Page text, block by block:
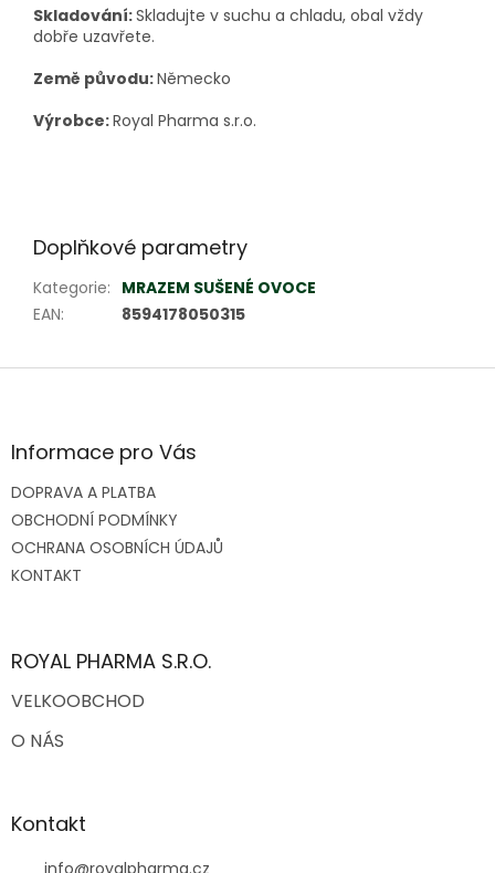
Skladování:Skladujte v suchu a chladu, obal vždy
dobře uzavřete.
Země původu:Německo
Výrobce:Royal Pharma s.r.o.
Doplňkové parametry
Kategorie: MRAZEM SUŠENÉ OVOCE
EAN: 8594178050315
Z
aInformace pro Vás
DOPRAVA A PLATBA
OBCHODNÍ PODMÍNKY
OCHRANA OSOBNÍCH ÚDAJŮ
KONTAKT
ROYAL PHARMA S.R.O.
VELKOOBCHOD
O NÁS
Kontakt
info@royalpharma.cz